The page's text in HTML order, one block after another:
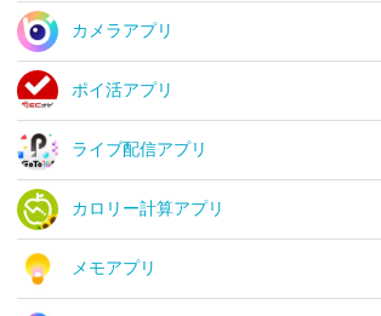
カメラアプリ
ポイ活アプリ
ライブ配信アプリ
カロリー計算アプリ
メモアプリ